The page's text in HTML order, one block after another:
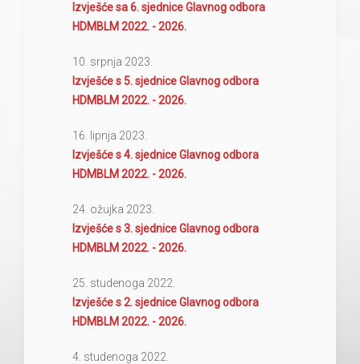
Izvješće sa 6. sjednice Glavnog odbora
HDMBLM 2022. - 2026.
10. srpnja 2023.
Izvješće s 5. sjednice Glavnog odbora
HDMBLM 2022. - 2026.
16. lipnja 2023.
Izvješće s 4. sjednice Glavnog odbora
HDMBLM 2022. - 2026.
24. ožujka 2023.
Izvješće s 3. sjednice Glavnog odbora
HDMBLM 2022. - 2026.
25. studenoga 2022.
Izvješće s 2. sjednice Glavnog odbora
HDMBLM 2022. - 2026.
4. studenoga 2022.